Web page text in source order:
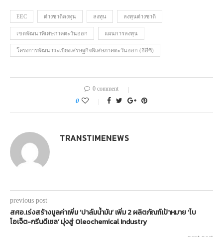
EEC ต่างชาติลงทุน ลงทุน ลงทุนต่างชาติ
เขตพัฒนาพิเศษภาคตะวันออก แผนการลงทุน
โครงการพัฒนาระเบียงเศรษฐกิจพิเศษภาคตะวันออก (อีอีซี)
0 comment
0
TRANSTIMENEWS
previous post
สศอ.เร่งสร้างมูลค่าเพิ่ม ‘ปาล์มน้ำมัน’ เพิ่ม 2 ผลิตภัณฑ์เป้าหมาย ‘ไบ
โอเจ็ต-กรีนดีเซล’ มุ่งสู่ Oleochemical Industry